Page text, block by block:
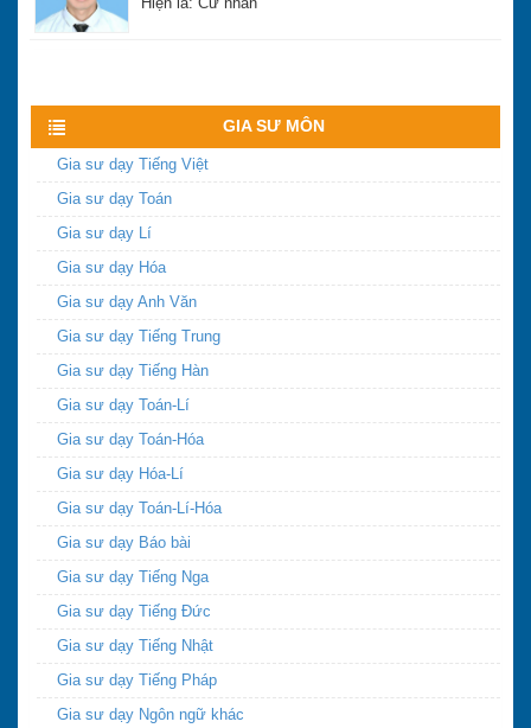
GIA SƯ MÔN
Gia sư dạy Tiếng Việt
Gia sư dạy Toán
Gia sư dạy Lí
Gia sư dạy Hóa
Gia sư dạy Anh Văn
Gia sư dạy Tiếng Trung
Gia sư dạy Tiếng Hàn
Gia sư dạy Toán-Lí
Gia sư dạy Toán-Hóa
Gia sư dạy Hóa-Lí
Gia sư dạy Toán-Lí-Hóa
Gia sư dạy Báo bài
Gia sư dạy Tiếng Nga
Gia sư dạy Tiếng Đức
Gia sư dạy Tiếng Nhật
Gia sư dạy Tiếng Pháp
Gia sư dạy Ngôn ngữ khác